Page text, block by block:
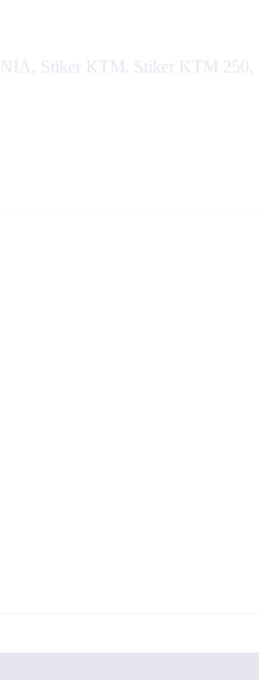
Stiker KTM Stiker KTM 250